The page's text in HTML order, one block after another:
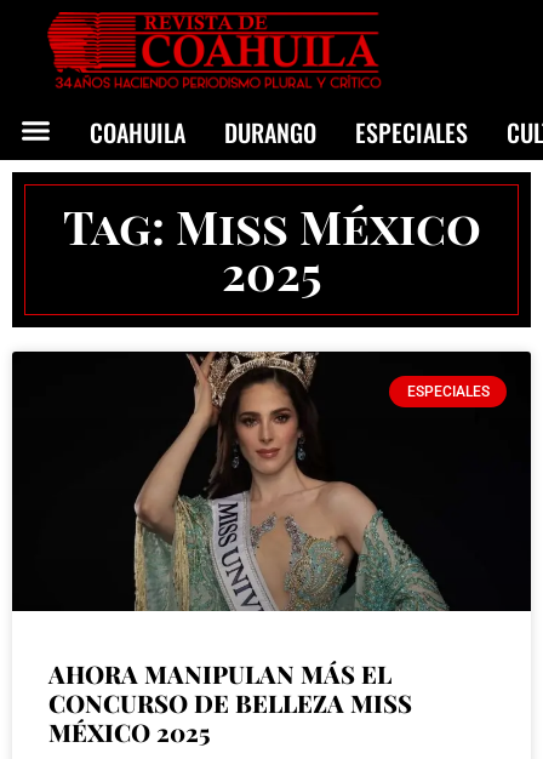
COAHUILA DURANGO ESPECIALES
Tag: Miss México
2025
ESPECIALES
AHORA MANIPULAN MÁS EL
CONCURSO DE BELLEZA MISS
MÉXICO 2025